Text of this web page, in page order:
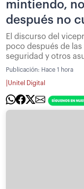
mintiendo,
después no
El discurso del
poco después de
seguridad y otros
Publicación: Hace 1 hora
Unitel Digital